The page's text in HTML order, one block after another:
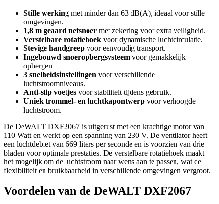
Stille werking met minder dan 63 dB(A), ideaal voor stille
omgevingen.
1,8 m geaard netsnoer met zekering voor extra veiligheid.
Verstelbare rotatiehoek voor dynamische luchtcirculatie.
Stevige handgreep voor eenvoudig transport.
Ingebouwd snoeropbergsysteem voor gemakkelijk
opbergen.
3 snelheidsinstellingen voor verschillende
luchtstroomniveaus.
Anti-slip voetjes voor stabiliteit tijdens gebruik.
Uniek trommel- en luchtkapontwerp voor verhoogde
luchtstroom.
De DeWALT DXF2067 is uitgerust met een krachtige motor van
110 Watt en werkt op een spanning van 230 V. De ventilator heeft
een luchtdebiet van 669 liters per seconde en is voorzien van drie
bladen voor optimale prestaties. De verstelbare rotatiehoek maakt
het mogelijk om de luchtstroom naar wens aan te passen, wat de
flexibiliteit en bruikbaarheid in verschillende omgevingen vergroot.
Voordelen van de DeWALT DXF2067